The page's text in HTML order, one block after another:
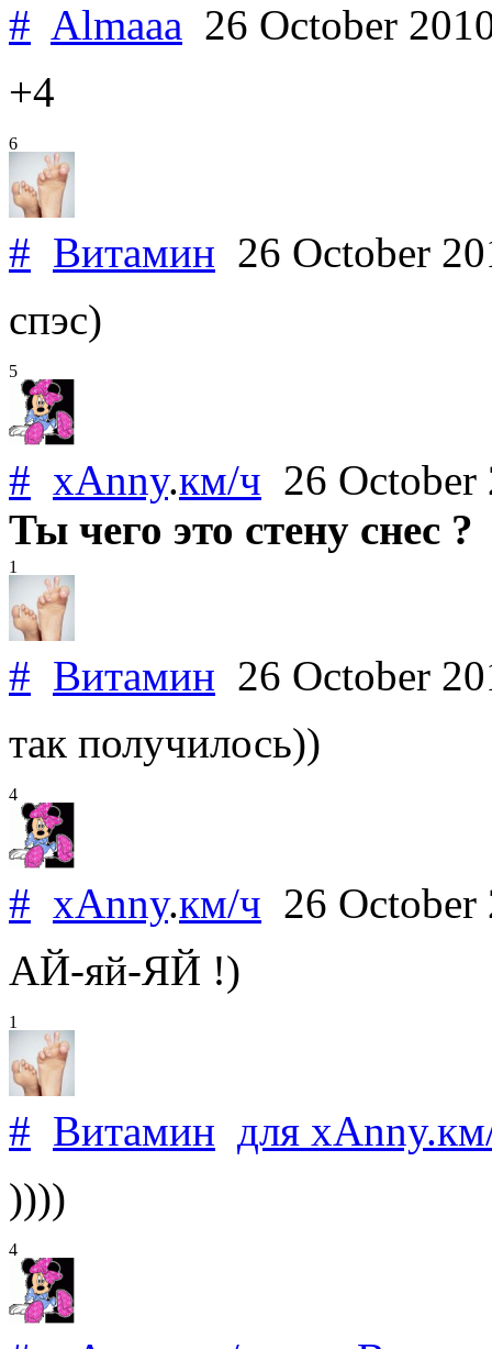
# Almaaa 26 October
+4
6
# Витамин 26 October
спэс)
5
# xAnny.км/ч 26
Ты чего это стену снес ?
1
# Витамин 26 October
так получилось))
4
# xAnny.км/ч 26
АЙ-яй-ЯЙ !)
1
# Витамин для xAnny.
))))
4